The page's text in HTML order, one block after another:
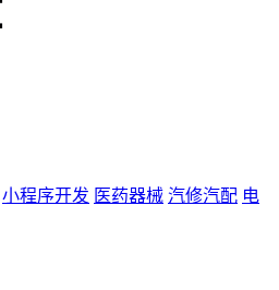
小程序开发 医药器械 汽修汽配 电